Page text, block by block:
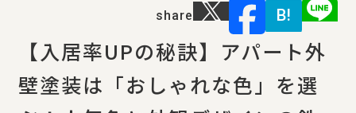
屋根塗装
施工事例
arrow_right_alt
share B!
【入居率UPの秘訣】アパート外
壁塗装は「おしゃれな色」を選